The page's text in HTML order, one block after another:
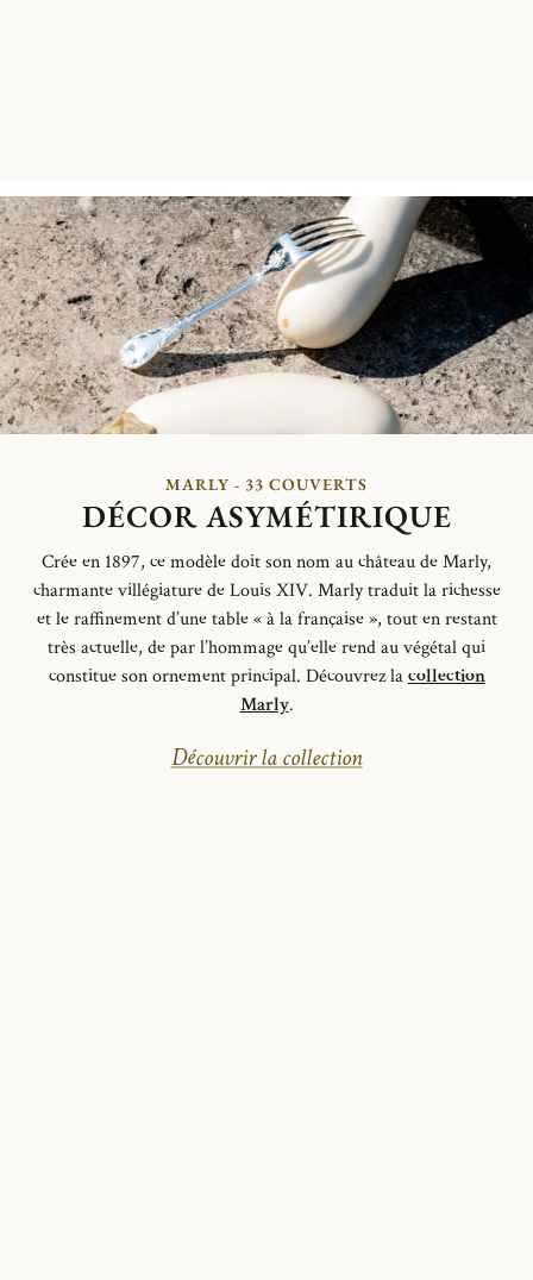
MARLY - 33 COUVERTS
DÉCOR ASYMÉTIRIQUE
Crée en 1897, ce modèle doit son nom au château de Marly,
charmante villégiature de Louis XIV. Marly traduit la richesse
et le raffinement d’une table « à la française », tout en restant
très actuelle, deparl’hommage qu’elle rend au végétal qui
constitue son ornement principal. Découvrez lacollection
Marly.
Découvrir la collection